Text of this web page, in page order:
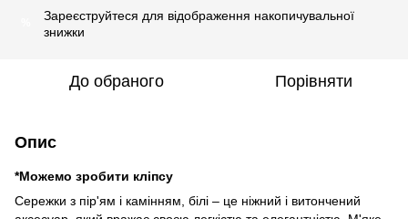
Зареєструйтеся для відображення накопичувальної
знижки
До обраного Порівняти
Опис
*Можемо зробити кліпсу
Сережки з пір'ям і камінням, білі – це ніжний і витончений